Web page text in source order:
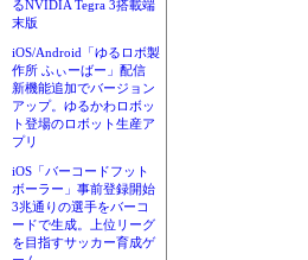
るNVIDIA Tegra 3搭載端
末版
iOS/Android「ゆるロボ製
作所 ふぃーばー」配信
新機能追加でバージョン
アップ。ゆるかわロボッ
ト登場のロボット生産ア
プリ
iOS「バーコードフット
ボーラー」事前登録開始
3兆通りの選手をバーコ
ードで生成。上位リーグ
を目指すサッカー育成ゲ